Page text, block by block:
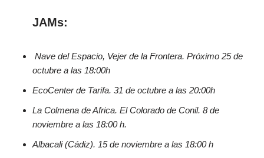
JAMs:
Nave del Espacio, Vejer de la Frontera. Próximo 25 de
octubre a las 18:00h
EcoCenter de Tarifa. 31 de octubre a las 20:00h
La Colmena de Africa. El Colorado de Conil. 8 de
noviembre a las 18:00 h.
Albacali (Cádiz). 15 de noviembre a las 18:00 h